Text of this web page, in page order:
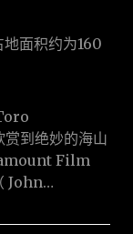
地面积约为160
到绝妙的海山
Film
John…